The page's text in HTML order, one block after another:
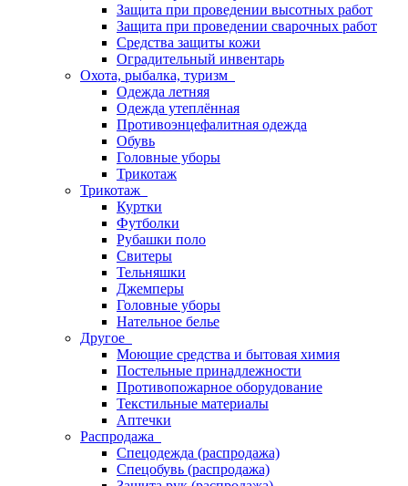
Защита при проведении высотных работ
Защита при проведении сварочных работ
Средства защиты кожи
Оградительный инвентарь
Охота, рыбалка, туризм
Одежда летняя
Одежда утеплённая
Противоэнцефалитная одежда
Обувь
Головные уборы
Трикотаж
Трикотаж
Куртки
Футболки
Рубашки поло
Свитеры
Тельняшки
Джемперы
Головные уборы
Нательное белье
Другое
Моющие средства и бытовая химия
Постельные принадлежности
Противопожарное оборудование
Текстильные материалы
Аптечки
Распродажа
Спецодежда (распродажа)
Спецобувь (распродажа)